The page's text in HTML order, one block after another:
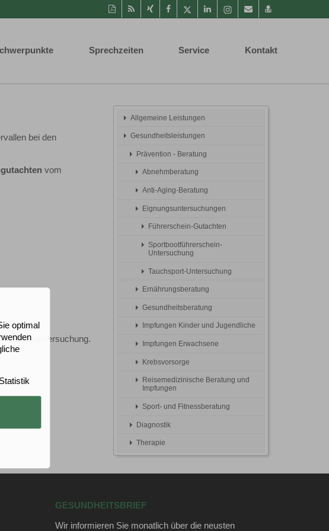
Diese
Seite
drucken
RSS-
Feed
Auf
Xing
Auf
Facebook
Twitter
Auf
LinkedIn
Instagram-
Seite
Per
Mail
vCard
speichern
Sprechzeiten Service Kontakt
bei den
vom
Allgemeine Leistungen
Gesundheitsleistungen
Prävention - Beratung
Abnehmberatung
Anti-Aging-Beratung
Eignungsuntersuchungen
Führerschein-Gutachten
Sportbootführerschein-
Untersuchung
Tauchsport-Untersuchung
Ernährungsberatung
Gesundheitsberatung
Impfungen Kinder und Jugendliche
Impfungen Erwachsene
Krebsvorsorge
Reisemedizinische Beratung und
Impfungen
Sport- und Fitnessberatung
Diagnostik
Therapie
GESUNDHEITSBRIEF
Wir informieren Sie monatlich über die neusten
optimal
Statistik